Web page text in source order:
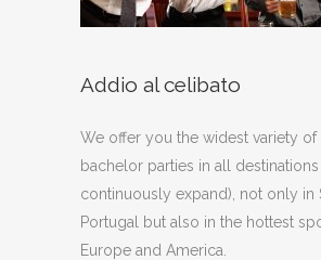
Addio al celibato
We offer you the widest variety of
bachelor parties in all
continuously expand), not only in
Portugal but also in the hottest
Europe and America.